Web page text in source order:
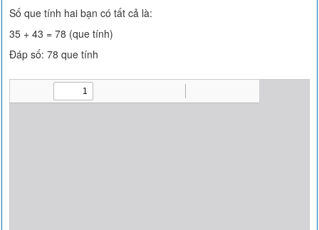
Số que tính hai bạn có tất cả là:
35 + 43 = 78 (que tính)
Đáp số: 78 que tính